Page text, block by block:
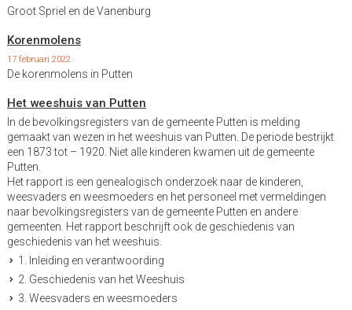
Groot Spriel en de Vanenburg
Korenmolens
17 februari 2022
De korenmolens in Putten
Het weeshuis van Putten
In de bevolkingsregisters van de gemeente Putten is melding
gemaakt van wezen in het weeshuis van Putten. De periode bestrijkt
een 1873 tot – 1920. Niet alle kinderen kwamen uit de gemeente
Putten.
Het rapport is een genealogisch onderzoek naar de kinderen,
weesvaders en weesmoeders en het personeel met vermeldingen
naar bevolkingsregisters van de gemeente Putten en andere
gemeenten. Het rapport beschrijft ook de geschiedenis van
geschiedenis van het weeshuis.
1. Inleiding en verantwoording
2. Geschiedenis van het Weeshuis
3. Weesvaders en weesmoeders